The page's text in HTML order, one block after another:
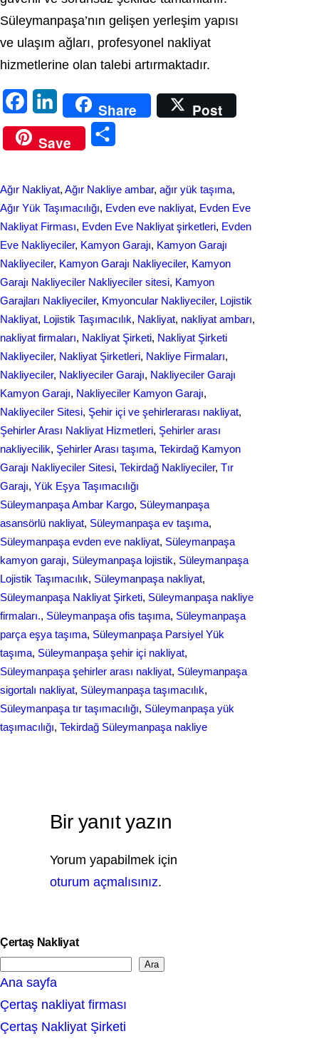
Süleymanpaşa’nın gelişen yerleşim yapısı
ve ulaşım ağları, profesyonel nakliyat
hizmetlerine olan talebi artırmaktadır.
a
c
o
o
k
i
n
e
d
I
n
Share
Post
Save
r
e
Ağır Nakliyat, Ağır Nakliye ambar, ağır yük taşıma
Ağır Yük Taşımacılığı, Evden eve nakliyat, Evden Eve
Nakliyat Firması, Evden Eve Nakliyat şirketleri, Evden
Eve Nakliyeciler, Kamyon Garajı, Kamyon Garajı
Nakliyeciler, Kamyon Garajı Nakliyeciler, Kamyon
Garajı Nakliyeciler Nakliyeciler sitesi, Kamyon
Garajları Nakliyeciler, Kmyoncular Nakliyeciler, Lojistik
Nakliyat, Lojistik Taşımacılık, Nakliyat, nakliyat ambarı
nakliyat firmaları, Nakliyat Şirketi, Nakliyat Şirketi
Nakliyeciler, Nakliyat Şirketleri, Nakliye Firmaları
Nakliyeciler, Nakliyeciler Garajı, Nakliyeciler Garajı
Kamyon Garajı, Nakliyeciler Kamyon Garajı
Nakliyeciler Sitesi, Şehir içi ve şehirlerarası nakliyat
Şehirler Arası Nakliyat Hizmetleri, Şehirler arası
nakliyecilik, Şehirler Arası taşıma, Tekirdağ Kamyon
Garajı Nakliyeciler Sitesi, Tekirdağ Nakliyeciler, Tır
Garajı, Yük Eşya Taşımacılığı
Süleymanpaşa Ambar Kargo, Süleymanpaşa
asansörlü nakliyat, Süleymanpaşa ev taşıma
Süleymanpaşa evden eve nakliyat, Süleymanpaşa
kamyon garajı, Süleymanpaşa lojistik, Süleymanpaşa
Lojistik Taşımacılık, Süleymanpaşa nakliyat
Süleymanpaşa Nakliyat Şirketi, Süleymanpaşa nakliye
firmaları., Süleymanpaşa ofis taşıma, Süleymanpaşa
parça eşya taşıma, Süleymanpaşa Parsiyel Yük
taşıma, Süleymanpaşa şehir içi nakliyat
Süleymanpaşa şehirler arası nakliyat, Süleymanpaşa
sigortalı nakliyat, Süleymanpaşa taşımacılık
Süleymanpaşa tır taşımacılığı, Süleymanpaşa yük
taşımacılığı, Tekirdağ Süleymanpaşa nakliye
Bir yanıt yazın
Yorum yapabilmek için
oturum açmalısınız.
Çertaş Nakliyat
e
a
r
Ara
Ana sayfa
Çertaş nakliyat firması
Çertaş Nakliyat Şirketi